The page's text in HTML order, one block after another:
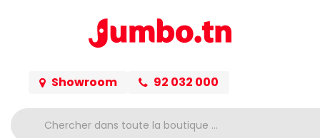
Showroom 92 032 000